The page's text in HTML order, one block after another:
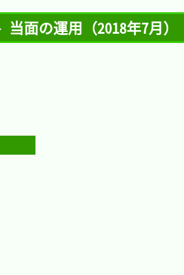
の運用（2018年7月）